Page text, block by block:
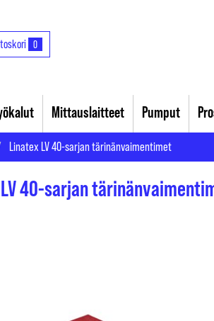
0
Mittauslaitteet Pumput
Linatex LV 40-sarjan tärinänvaimentimet
40-sarjan